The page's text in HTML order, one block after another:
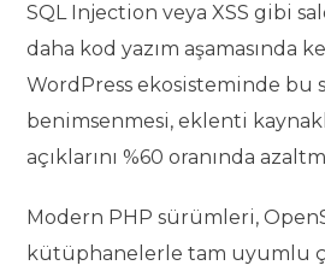
SQL Injection veya XSS gibi
daha kod yazım aşamasında
WordPress ekosisteminde bu
benimsenmesi, eklenti
açıklarını %60 oranında
Modern PHP sürümleri,
kütüphanelerle tam uyumlu